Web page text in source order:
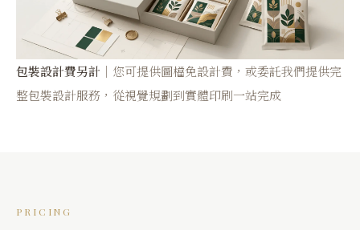
包裝設計費另計 ｜您可提供圖檔免設計費，或委託我們提供完
整包裝設計服務，從視覺規劃到實體印刷一站完成
PRICING